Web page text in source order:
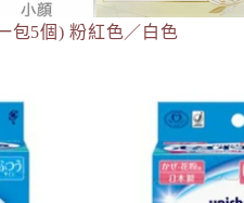
CASTA 護髮
MAJORCA 戀愛魔
& Kids 母嬰護膚
包5個) 粉紅色／白色
細/中/大碼）